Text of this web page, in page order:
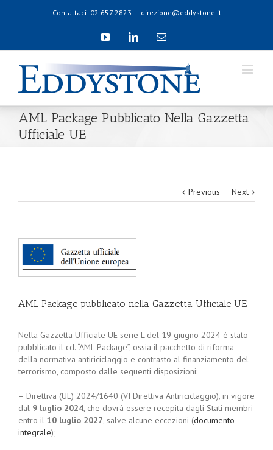
Contattaci: 02 657 2823 | direzione@eddystone.it
AML Package Pubblicato Nella Gazzetta
Ufficiale UE
Previous Next
AML Package pubblicato nella Gazzetta Ufficiale UE
Nella Gazzetta Ufficiale UE serie L del 19 giugno 2024 è stato
pubblicato il cd. “AML Package”, ossia il pacchetto di riforma
della normativa antiriciclaggio e contrasto al finanziamento del
terrorismo, composto dalle seguenti disposizioni:
– Direttiva (UE) 2024/1640 (VI Direttiva Antiriciclaggio), in vigore
dal 9 luglio 2024, che dovrà essere recepita dagli Stati membri
entro il 10 luglio 2027, salve alcune eccezioni (documento
integrale);